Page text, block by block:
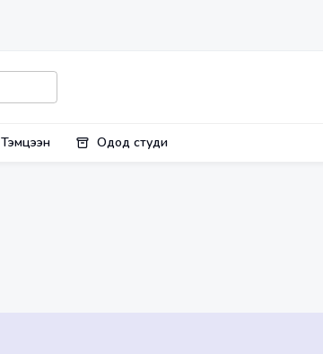
Тэмцээн Одод студи